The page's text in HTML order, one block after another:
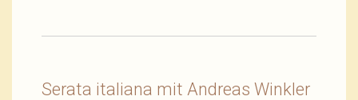
Serata italiana mit Andreas Winkler